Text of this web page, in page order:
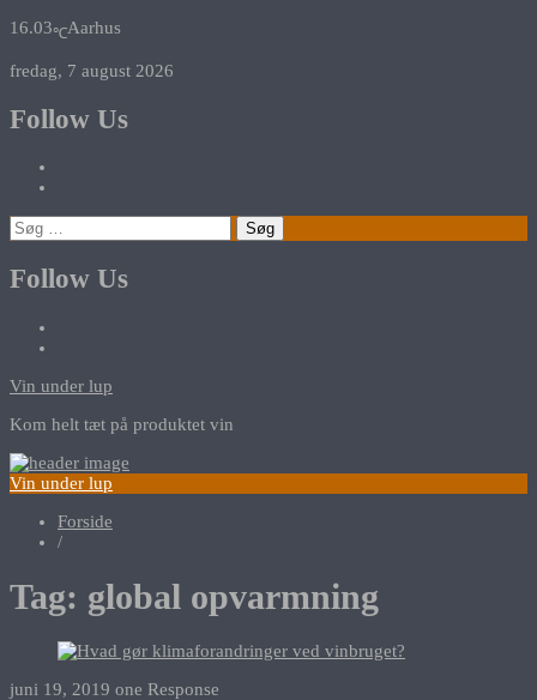
16.03℃Aarhus
fredag, 7 august 2026
Follow Us
Søg
efter:
Follow Us
Vin under lup
Kom helt tæt på produktet vin
Vin under lup
Forside
/
Tag: global opvarmning
juni 19, 2019 one Response